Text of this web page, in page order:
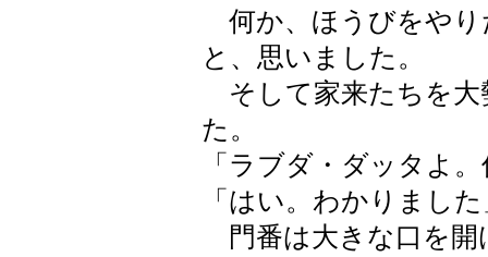
何か、ほうびをやり
と、思いました。
そして家来たちを大
た。
「ラブダ・ダッタよ
「はい。わかりまし
門番は大きな口を開